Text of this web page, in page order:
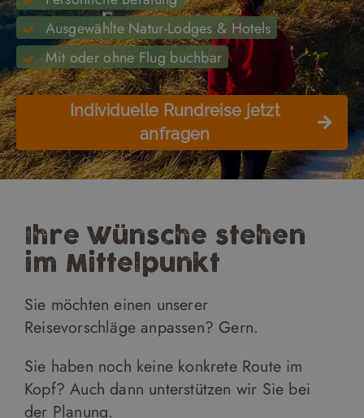
Ausgewählte Natur-Lodges & Hotels
Mit oder ohne Flug buchbar
Individuelle Rundreise jetzt
anfragen
Ihre Wünsche stehen
im Mittelpunkt
Sie möchten einen unserer
Reisevorschläge anpassen? Gern.
Sie haben noch keine konkrete Route im
Kopf? Auch dann unterstützen wir Sie bei
der Planung.